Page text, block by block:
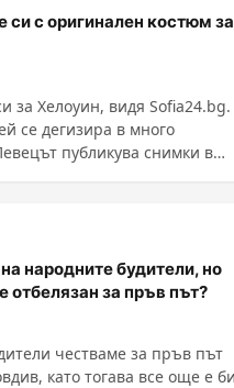
си с оригинален костюм за
за Хелоуин, видя Sofia24.bg.
се дегизира в много
народните будители, но
отбелязан за пръв път?
честваме за пръв път
като тогава все още е